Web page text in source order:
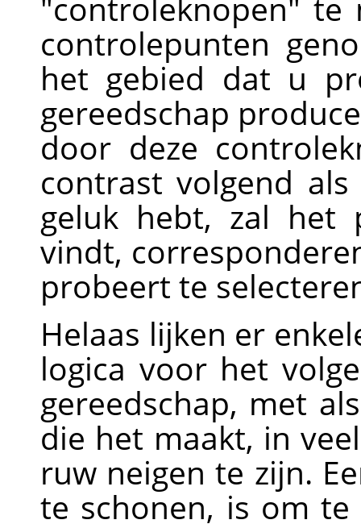
controlepunten
het gebied dat u
gereedschap
door deze
contrast volgend
geluk hebt, zal het
vindt,
probeert te
Helaas lijken er
logica voor het
gereedschap, met
die het maakt, in
ruw neigen te zijn.
te schonen, is om